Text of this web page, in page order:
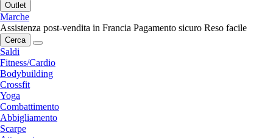
Outlet
Marche
Assistenza post-vendita in Francia Pagamento sicuro Reso facile
Cerca
Saldi
Fitness/Cardio
Bodybuilding
Crossfit
Yoga
Combattimento
Abbigliamento
Scarpe